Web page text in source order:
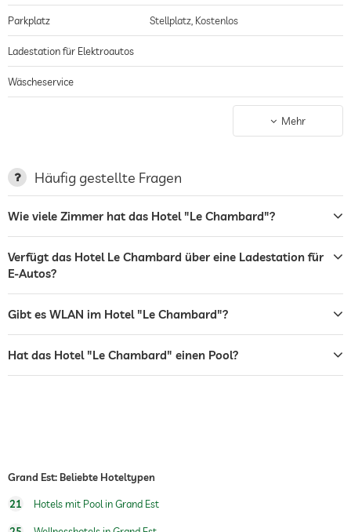
Parkplatz Stellplatz, Kostenlos
Ladestation für Elektroautos
Wäscheservice
Hunde erlaubt
Innenpool
Sauna
Massageangebot
Wellnessbereich
Mehr
Häufig gestellte Fragen
Wie viele Zimmer hat das Hotel "Le Chambard"?
Verfügt das Hotel Le Chambard über eine Ladestation für
E-Autos?
Gibt es WLAN im Hotel "Le Chambard"?
Hat das Hotel "Le Chambard" einen Pool?
Grand Est: Beliebte Hoteltypen
21 Hotels mit Pool in Grand Est